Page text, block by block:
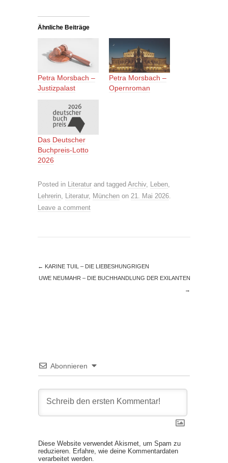
Ähnliche Beiträge
Petra Morsbach –
Justizpalast
Petra Morsbach –
Opernroman
Das Deutscher
Buchpreis-Lotto
2026
Posted in Literatur and tagged Archiv, Leben
Lehrerin
Literatur, München on 21. Mai 2026
Leave a comment
← KARINE TUIL – DIE LIEBESHUNGRIGEN
UWE NEUMAHR – DIE BUCHHANDLUNG DER EXILANTEN
→
Abonnieren
Diese Website verwendet Akismet, um Spam zu
reduzieren.
Erfahre, wie deine Kommentardaten
verarbeitet werden.